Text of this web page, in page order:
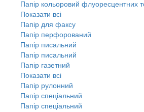
Папір кольоровий флуоресцентних
Показати всі
Папір для факсу
Папір перфорований
Папір писальний
Папір писальний
Папір газетний
Показати всі
Папір рулонний
Папір спеціальний
Папір спеціальний